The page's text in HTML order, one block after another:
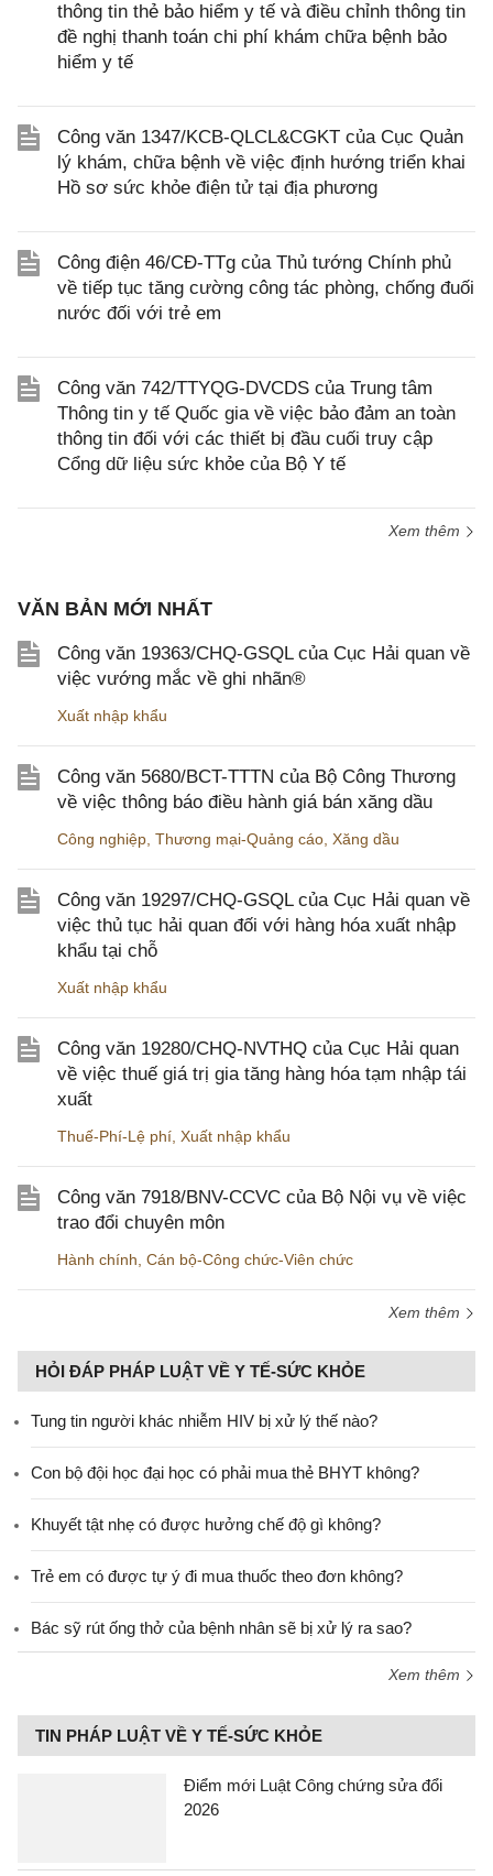
thông tin thẻ bảo hiểm y tế và điều chỉnh thông tin
đề nghị thanh toán chi phí khám chữa bệnh bảo
hiểm y tế
Công văn 1347/KCB-QLCL&CGKT của Cục Quản
lý khám, chữa bệnh về việc định hướng triển khai
Hồ sơ sức khỏe điện tử tại địa phương
Công điện 46/CĐ-TTg của Thủ tướng Chính phủ
về tiếp tục tăng cường công tác phòng, chống đuối
nước đối với trẻ em
Công văn 742/TTYQG-DVCDS của Trung tâm
Thông tin y tế Quốc gia về việc bảo đảm an toàn
thông tin đối với các thiết bị đầu cuối truy cập
Cổng dữ liệu sức khỏe của Bộ Y tế
Xem thêm
VĂN BẢN MỚI NHẤT
Công văn 19363/CHQ-GSQL của Cục Hải quan về
việc vướng mắc về ghi nhãn®
Xuất nhập khẩu
Công văn 5680/BCT-TTTN của Bộ Công Thương
về việc thông báo điều hành giá bán xăng dầu
Công nghiệp Thương mại-Quảng cáo Xăng dầu
Công văn 19297/CHQ-GSQL của Cục Hải quan về
việc thủ tục hải quan đối với hàng hóa xuất nhập
khẩu tại chỗ
Xuất nhập khẩu
Công văn 19280/CHQ-NVTHQ của Cục Hải quan
về việc thuế giá trị gia tăng hàng hóa tạm nhập tái
xuất
Thuế-Phí-Lệ phí Xuất nhập khẩu
Công văn 7918/BNV-CCVC của Bộ Nội vụ về việc
trao đổi chuyên môn
Hành chính Cán bộ-Công chức-Viên chức
Xem thêm
HỎI ĐÁP PHÁP LUẬT VỀ Y TẾ-SỨC KHỎE
Tung tin người khác nhiễm HIV bị xử lý thế nào?
Con bộ đội học đại học có phải mua thẻ BHYT không?
Khuyết tật nhẹ có được hưởng chế độ gì không?
Trẻ em có được tự ý đi mua thuốc theo đơn không?
Bác sỹ rút ống thở của bệnh nhân sẽ bị xử lý ra sao?
Xem thêm
TIN PHÁP LUẬT VỀ Y TẾ-SỨC KHỎE
Điểm mới Luật Công chứng sửa đổi
2026